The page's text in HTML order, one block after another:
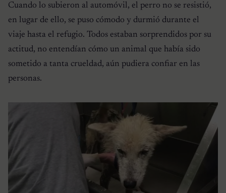
Cuando lo subieron al automóvil, el perro no se resistió,
en lugar de ello, se puso cómodo y durmió durante el
viaje hasta el refugio. Todos estaban sorprendidos por su
actitud, no entendían cómo un animal que había sido
sometido a tanta crueldad, aún pudiera confiar en las
personas.